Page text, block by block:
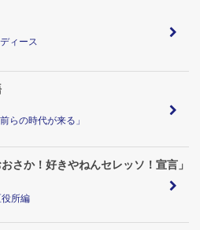
ィース
らの時代が来る」
おさか！好きやねんセレッソ！宣言」
役所編